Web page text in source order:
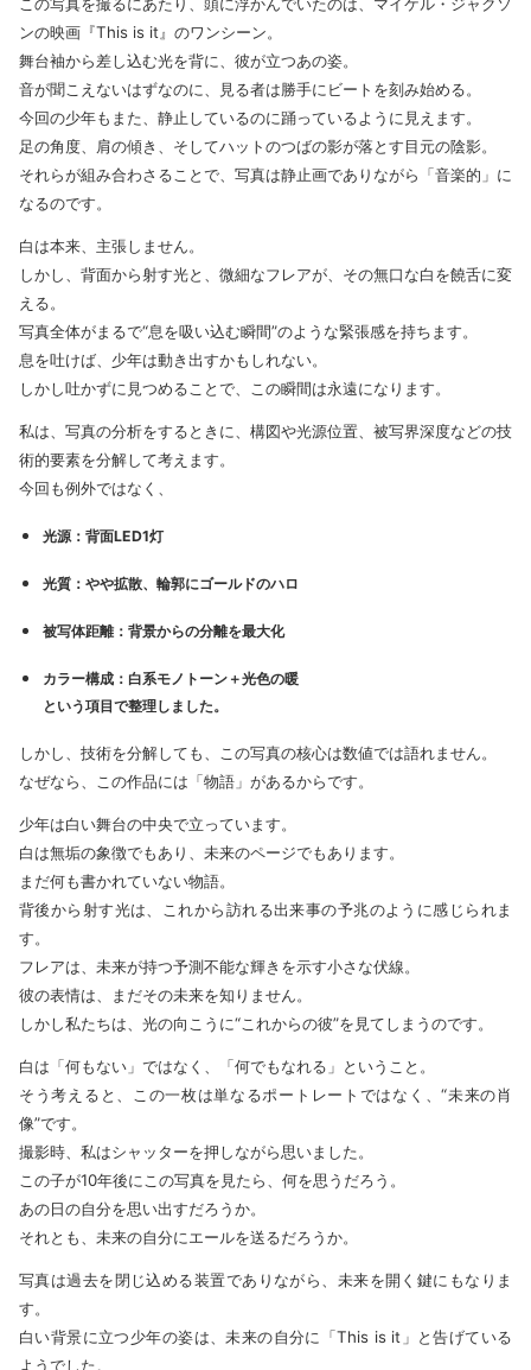
この写真を撮るにあたり、頭に浮かんでいたのは、マイケル・ジャクソ
ンの映画『This is it』のワンシーン。
舞台袖から差し込む光を背に、彼が立つあの姿。
音が聞こえないはずなのに、見る者は勝手にビートを刻み始める。
今回の少年もまた、静止しているのに踊っているように見えます。
足の角度、肩の傾き、そしてハットのつばの影が落とす目元の陰影。
それらが組み合わさることで、写真は静止画でありながら「音楽的」に
なるのです。
白は本来、主張しません。
しかし、背面から射す光と、微細なフレアが、その無口な白を饒舌に変
える。
写真全体がまるで“息を吸い込む瞬間”のような緊張感を持ちます。
息を吐けば、少年は動き出すかもしれない。
しかし吐かずに見つめることで、この瞬間は永遠になります。
私は、写真の分析をするときに、構図や光源位置、被写界深度などの技
術的要素を分解して考えます。
今回も例外ではなく、
光源：背面LED1灯
光質：やや拡散、輪郭にゴールドのハロ
被写体距離：背景からの分離を最大化
カラー構成：白系モノトーン＋光色の暖
という項目で整理しました。
しかし、技術を分解しても、この写真の核心は数値では語れません。
なぜなら、この作品には「物語」があるからです。
少年は白い舞台の中央で立っています。
白は無垢の象徴でもあり、未来のページでもあります。
まだ何も書かれていない物語。
背後から射す光は、これから訪れる出来事の予兆のように感じられま
す。
フレアは、未来が持つ予測不能な輝きを示す小さな伏線。
彼の表情は、まだその未来を知りません。
しかし私たちは、光の向こうに“これからの彼”を見てしまうのです。
白は「何もない」ではなく、「何でもなれる」ということ。
そう考えると、この一枚は単なるポートレートではなく、“未来の肖
像”です。
撮影時、私はシャッターを押しながら思いました。
この子が10年後にこの写真を見たら、何を思うだろう。
あの日の自分を思い出すだろうか。
それとも、未来の自分にエールを送るだろうか。
写真は過去を閉じ込める装置でありながら、未来を開く鍵にもなりま
す。
白い背景に立つ少年の姿は、未来の自分に「This is it」と告げている
ようでした。